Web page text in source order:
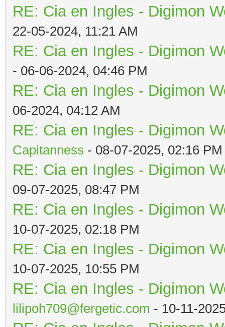
RE: Cia en Ingles - Digimon
22-05-2024, 11:21 AM
RE: Cia en Ingles - Digimon
- 06-06-2024, 04:46 PM
RE: Cia en Ingles - Digimon
06-2024, 04:12 AM
RE: Cia en Ingles - Digimon
Capitanness - 08-07-2025, 02:16 PM
RE: Cia en Ingles - Digimon
09-07-2025, 08:47 PM
RE: Cia en Ingles - Digimon
10-07-2025, 02:18 PM
RE: Cia en Ingles - Digimon
10-07-2025, 10:55 PM
RE: Cia en Ingles - Digimon
lilipoh709@fergetic.com - 10-11-